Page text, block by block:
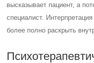
высказывает пациент, а
специалист.
более полно раскрыть